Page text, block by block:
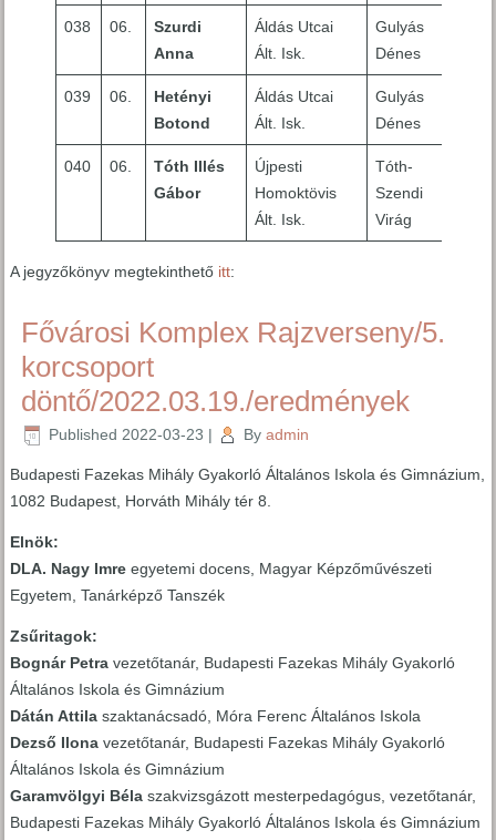
038 06.
Szurdi
Anna
Áldás Utcai
Ált. Isk.
Gulyás
Dénes
039 06.
Hetényi
Botond
Áldás Utcai
Ált. Isk.
Gulyás
Dénes
040 06.
Tóth Illés
Gábor
Újpesti
Homoktövis
Ált. Isk.
Tóth-
Szendi
Virág
A jegyzőkönyv megtekinthető itt:
Fővárosi Komplex Rajzverseny/5.
korcsoport
döntő/2022.03.19./eredmények
Published 2022-03-23 | By admin
Budapesti Fazekas Mihály Gyakorló Általános Iskola és Gimnázium,
1082 Budapest, Horváth Mihály tér 8.
Elnök:
DLA. Nagy Imre egyetemi docens, Magyar Képzőművészeti
Egyetem, Tanárképző Tanszék
Zsűritagok:
Bognár Petra vezetőtanár, Budapesti Fazekas Mihály Gyakorló
Általános Iskola és Gimnázium
Dátán Attila szaktanácsadó, Móra Ferenc Általános Iskola
Dezső Ilona vezetőtanár, Budapesti Fazekas Mihály Gyakorló
Általános Iskola és Gimnázium
Garamvölgyi Béla szakvizsgázott mesterpedagógus, vezetőtanár,
Budapesti Fazekas Mihály Gyakorló Általános Iskola és Gimnázium